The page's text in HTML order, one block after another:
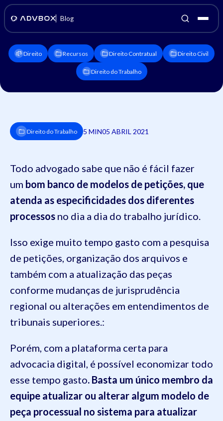
Blog
Direito Recursos Direito Contratual Direito Civil
Direito do Trabalho
Direito do Trabalho 5 MIN05 ABRIL 2021
Todo advogado sabe que não é fácil fazer
um bom banco de modelos de petições, que
atenda as especificidades dos diferentes
processos no dia a dia do trabalho jurídico.
Isso exige muito tempo gasto com a pesquisa
de petições, organização dos arquivos e
também com a atualização das peças
conforme mudanças de jurisprudência
regional ou alterações em entendimentos de
tribunais superiores.:
Porém, com a plataforma certa para
advocacia digital, é possível economizar todo
esse tempo gasto. Basta um único membro da
equipe atualizar ou alterar algum modelo de
peça processual no sistema para atualizar